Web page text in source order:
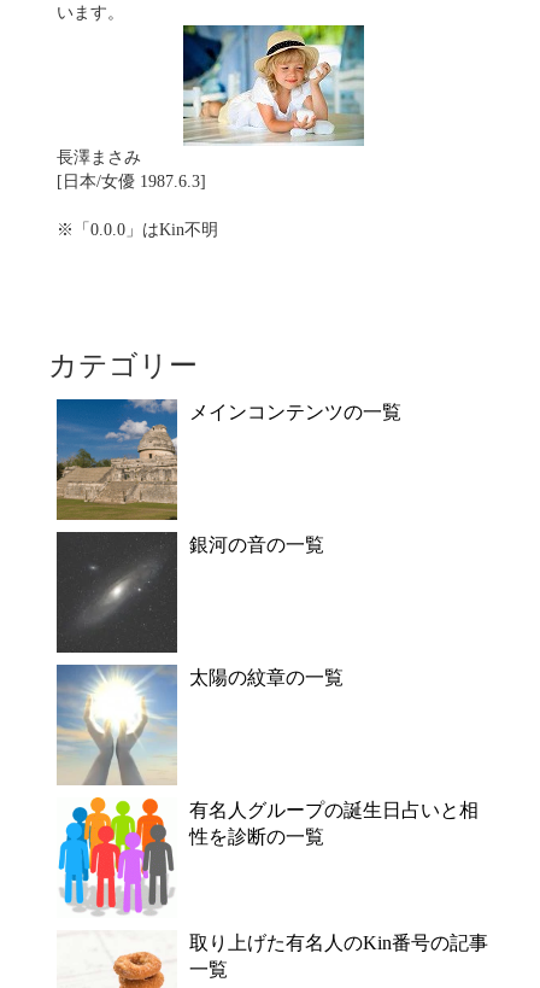
います。
長澤まさみ
[日本/女優 1987.6.3]
※「0.0.0」はKin不明
カテゴリー
メインコンテンツの一覧
銀河の音の一覧
太陽の紋章の一覧
有名人グループの誕生日占いと相
性を診断の一覧
取り上げた有名人のKin番号の記事
一覧